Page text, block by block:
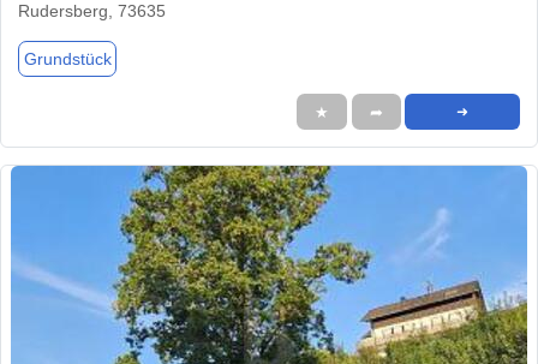
Rudersberg, 73635
Grundstück
★ ➦ ➜